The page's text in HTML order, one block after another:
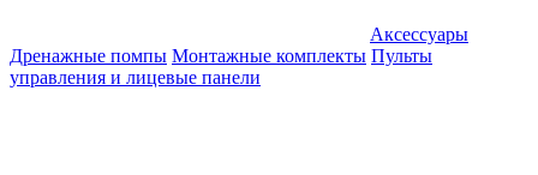
Аксессуары
Дренажные помпы Монтажные комплекты Пульты
управления и лицевые панели